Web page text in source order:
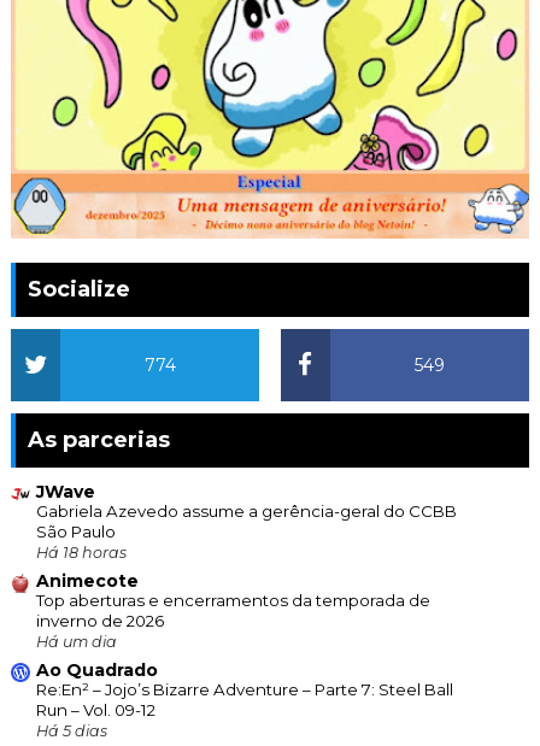
Socialize
549
774
As parcerias
JWave
Gabriela Azevedo assume a gerência-geral do CCBB
São Paulo
Há 18 horas
Animecote
Top aberturas e encerramentos da temporada de
inverno de 2026
Há um dia
Ao Quadrado
Re:En² – Jojo’s Bizarre Adventure – Parte 7: Steel Ball
Run – Vol. 09-12
Há 5 dias